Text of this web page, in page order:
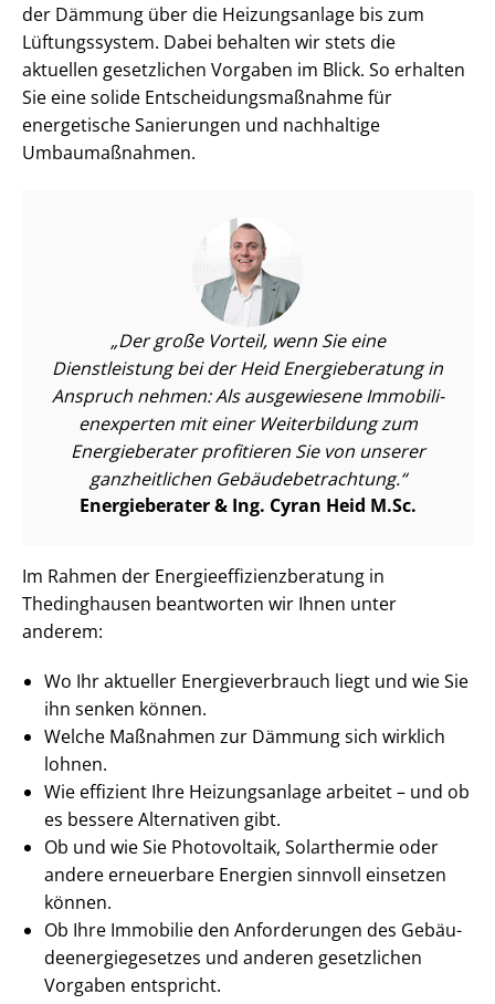
der Dämmung über die Heizungsanlage bis zum
Lüftungssystem. Dabei behalten wir stets die
aktuellen gesetzlichen Vorgaben im Blick. So erhalten
Sie eine solide Ent­schei­dungs­maß­nah­me für
energetische Sanierungen und nachhaltige
Umbaumaßnahmen.
Der große Vorteil, wenn Sie eine
Dienstleistung bei der Heid Energieberatung in
Anspruch nehmen: Als ausgewiesene Im­mo­bi­li­
en­ex­per­ten mit einer Weiterbildung zum
Energieberater profitieren Sie von unserer
ganzheitlichen Ge­bäu­de­be­trach­tung.
Energieberater & Ing. Cyran Heid M.Sc.
Im Rahmen der En­er­gie­ef­fi­zi­enz­be­ra­tung in
Thedinghausen beantworten wir Ihnen unter
anderem:
Wo Ihr aktueller En­er­gie­ver­brauch liegt und wie Sie
ihn senken können.
Welche Maßnahmen zur Dämmung sich wirklich
lohnen.
Wie effizient Ihre Heizungsanlage arbeitet – und ob
es bessere Alternativen gibt.
Ob und wie Sie Photovoltaik, Solarthermie oder
andere erneuerbare Energien sinnvoll einsetzen
können.
Ob Ihre Immobilie den Anforderungen des Ge­bäu­
de­en­er­gie­ge­set­zes und anderen gesetzlichen
Vorgaben entspricht.